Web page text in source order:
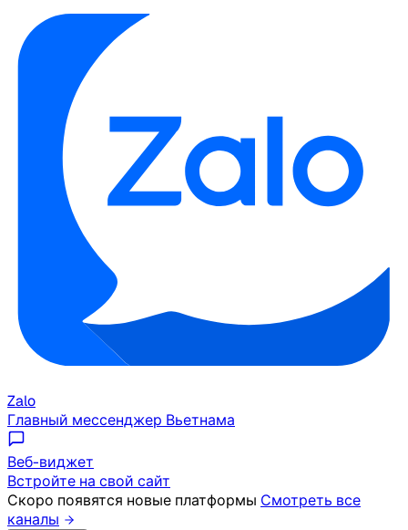
Zalo
Главный мессенджер Вьетнама
Веб-виджет
Встройте на свой сайт
Скоро появятся новые платформы Смотреть все
каналы